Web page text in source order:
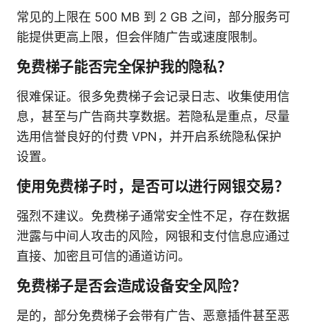
常见的上限在 500 MB 到 2 GB 之间，部分服务可
能提供更高上限，但会伴随广告或速度限制。
免费梯子能否完全保护我的隐私？
很难保证。很多免费梯子会记录日志、收集使用信
息，甚至与广告商共享数据。若隐私是重点，尽量
选用信誉良好的付费 VPN，并开启系统隐私保护
设置。
使用免费梯子时，是否可以进行网银交易？
强烈不建议。免费梯子通常安全性不足，存在数据
泄露与中间人攻击的风险，网银和支付信息应通过
直接、加密且可信的通道访问。
免费梯子是否会造成设备安全风险？
是的，部分免费梯子会带有广告、恶意插件甚至恶